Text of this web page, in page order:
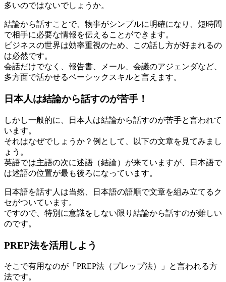
多いのではないでしょうか。
結論から話すことで、物事がシンプルに明確になり、短時間
で相手に必要な情報を伝えることができます。
ビジネスの世界は効率重視のため、この話し方が好まれるの
は必然です。
会話だけでなく、報告書、メール、会議のアジェンダなど、
多方面で活かせるベーシックスキルと言えます。
日本人は結論から話すのが苦手！
しかし一般的に、日本人は結論から話すのが苦手と言われて
います。
それはなぜでしょうか？例として、以下の文章を見てみまし
ょう。
英語では主語の次に述語（結論）が来ていますが、日本語で
は述語の位置が最も後ろになっています。
日本語を話す人は当然、日本語の語順で文章を組み立てるク
セがついています。
ですので、特別に意識をしない限り結論から話すのが難しい
のです。
PREP法を活用しよう
そこで有用なのが「PREP法（プレップ法）」と言われる方
法です。